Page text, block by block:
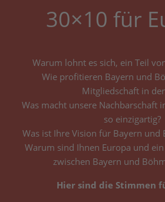
30×10 für
Warum lohnt es sich, ein Teil
Wie profitieren Bayern und
Mitgliedschaft in der
Was macht unsere Nachbarschaft
so einzigartig?
Was ist Ihre Vision für Bayern und
Warum sind Ihnen Europa und
zwischen Bayern und
Hier sind die Stimmen